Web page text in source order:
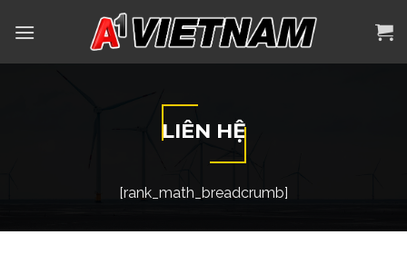
LIÊN HỆ
[rank_math_breadcrumb]